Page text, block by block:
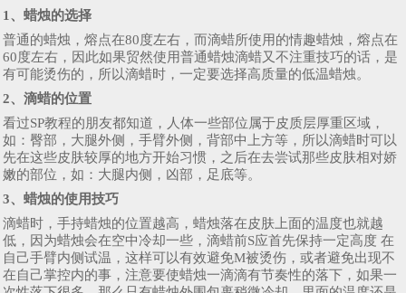
1、蜡烛的选择
普通的蜡烛，熔点在80度左右，而滴蜡所使用的情趣蜡烛，熔点在
60度左右，因此如果贸然使用普通蜡烛滴蜡又不注重技巧的话，是
有可能烫伤的，所以滴蜡时，一定要选择高质量的低温蜡烛。
2、滴蜡的位置
看过SP教程的朋友都知道，人体一些部位属于皮质层厚重区域，
如：臀部，大腿外侧，手臂外侧，背部中上方等，所以滴蜡时可以
先在这些皮肤较厚的地方开始习惯，之后在去尝试那些皮肤相对娇
嫩的部位，如：大腿内侧，凶部，足底等。
3、蜡烛的使用技巧
滴蜡时，手持蜡烛的位置越高，蜡烛落在皮肤上面的温度也就越
低，因为蜡烛会在空中冷却一些，滴蜡前S应首先保持一定高度 在
自己手臂内侧试温，这样可以有效避免M被烫伤，或者避免出现不
在自己掌控内的事，注意要使蜡烛一滴滴有节奏性的落下，如果一